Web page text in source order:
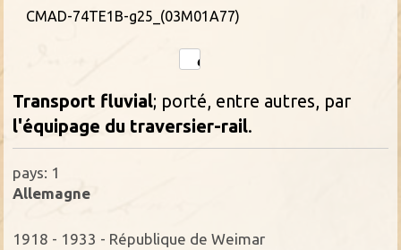
CMAD-74TE1B-g25_(03M01A77)
Transport fluvial; porté, entre autres, par
l'équipage du traversier-rail.
pays: 1
Allemagne
1918 - 1933 - République de Weimar